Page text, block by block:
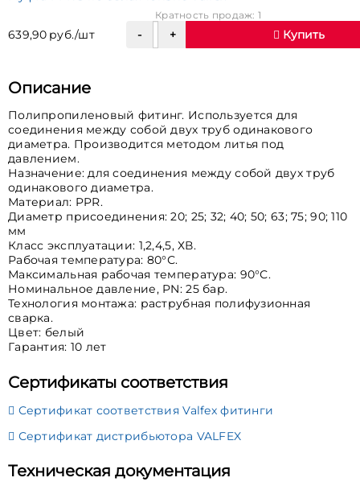
639,90 руб./шт
Кратность продаж: 1
Купить
Описание
Полипропиленовый фитинг. Используется для
соединения между собой двух труб одинакового
диаметра. Производится методом литья под
давлением.
Назначение: для соединения между собой двух труб
одинакового диаметра.
Материал: PPR.
Диаметр присоединения: 20; 25; 32; 40; 50; 63; 75; 90; 110
мм
Класс эксплуатации: 1,2,4,5, ХВ.
Рабочая температура: 80°С.
Максимальная рабочая температура: 90°С.
Номинальное давление, PN: 25 бар.
Технология монтажа: раструбная полифузионная
сварка.
Цвет: белый
Гарантия: 10 лет
Сертификаты соответствия
Сертификат соответствия Valfex фитинги
Сертификат дистрибьютора VALFEX
Техническая документация